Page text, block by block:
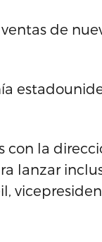
de
con la
lanzar